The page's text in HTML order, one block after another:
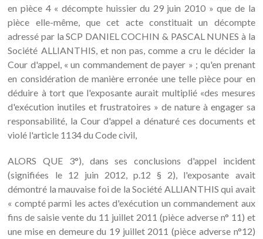
en pièce 4 « décompte huissier du 29 juin 2010 » que de la
pièce elle-même, que cet acte constituait un décompte
adressé par la SCP DANIEL COCHIN & PASCAL NUNES à la
Société ALLIANTHIS, et non pas, comme a cru le décider la
Cour d'appel, « un commandement de payer » ; qu'en prenant
en considération de manière erronée une telle pièce pour en
déduire à tort que l'exposante aurait multiplié «des mesures
d'exécution inutiles et frustratoires » de nature à engager sa
responsabilité, la Cour d'appel a dénaturé ces documents et
violé l'article 1134 du Code civil,
ALORS QUE 3°), dans ses conclusions d'appel incident
(signifiées le 12 juin 2012, p.12 § 2), l'exposante avait
démontré la mauvaise foi de la Société ALLIANTHIS qui avait
« compté parmi les actes d'exécution un commandement aux
fins de saisie vente du 11 juillet 2011 (pièce adverse n° 11) et
une mise en demeure du 19 juillet 2011 (pièce adverse n°12)